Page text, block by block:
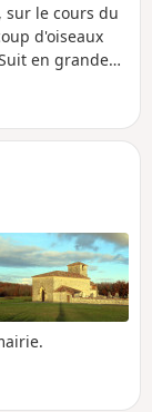
sur le cours du
d'oiseaux
en grande
balade est
plein.